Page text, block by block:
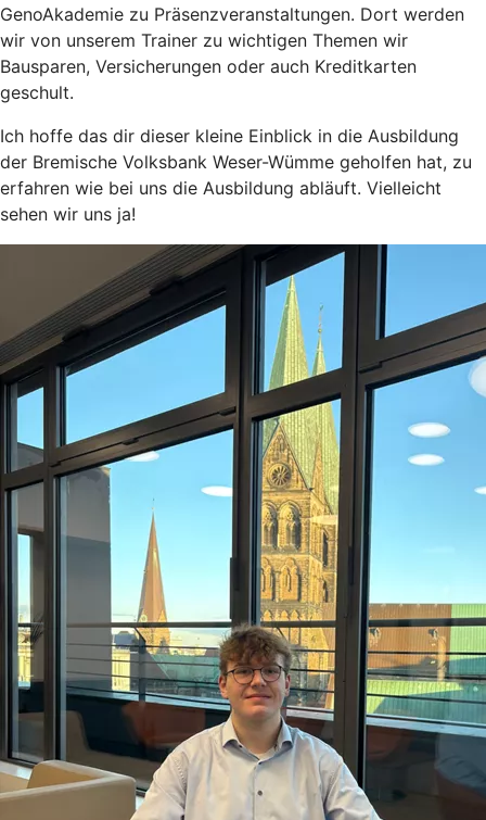
GenoAkademie zu Präsenzveranstaltungen. Dort werden
wir von unserem Trainer zu wichtigen Themen wir
Bausparen, Versicherungen oder auch Kreditkarten
geschult.
Ich hoffe das dir dieser kleine Einblick in die Ausbildung
der Bremische Volksbank Weser-Wümme geholfen hat, zu
erfahren wie bei uns die Ausbildung abläuft. Vielleicht
sehen wir uns ja!